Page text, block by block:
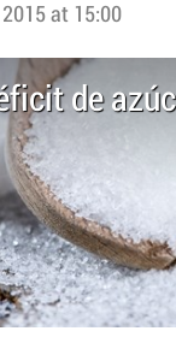
at 15:00
de